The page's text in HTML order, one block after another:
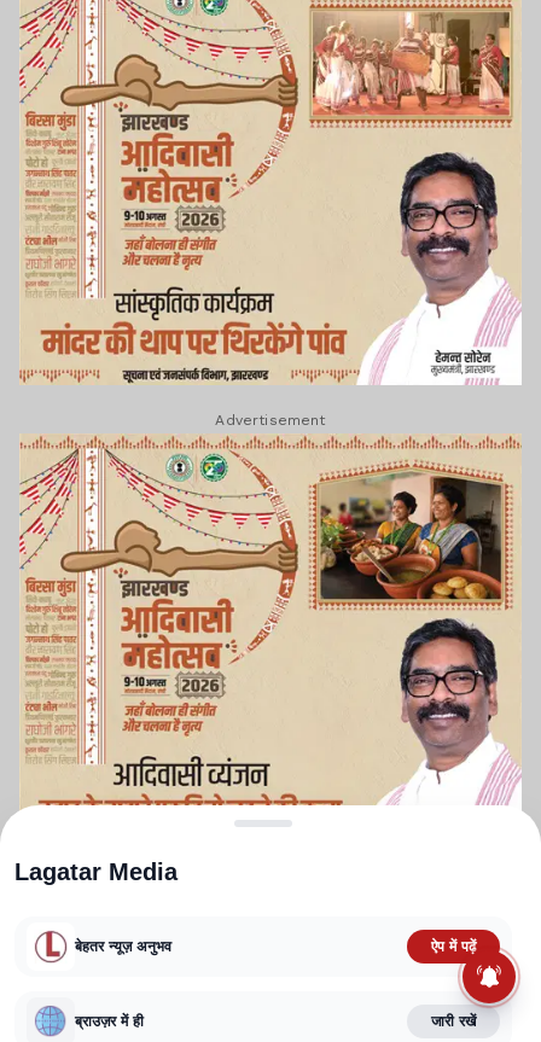
Advertisement
TERMS AND CONDITIONS
CORRECTIONS POLICY
FACT CHECKING POLICY
Lagatar Media
बेहतर न्यूज़ अनुभव ऐप में पढ़ें
ब्राउज़र में ही जारी रखें